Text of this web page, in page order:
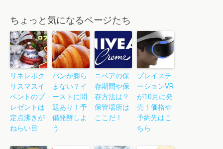
ちょっと気になるページたち
リネレボク
リスマスイ
ベントのプ
レゼントは
定点沸きが
ねらい目
パンが膨ら
まない？イ
ーストに問
題あり！予
備発酵しよ
う
ニベアの保
存期間や保
存方法は？
保管場所は
ここだ！
プレイステ
ーションVR
が10月に発
売！価格や
予約先はこ
ちら